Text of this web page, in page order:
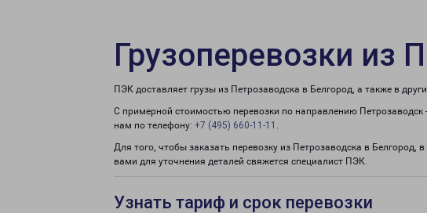
Грузоперевозки из
ПЭК доставляет грузы из Петрозаводска в Белгород, а также в
С примерной стоимостью перевозки по направлению
нам по телефону: +7 (495) 660-11-11 .
Для того, чтобы заказать перевозку из Петрозаводска в Белгород,
вами для уточнения деталей свяжется специалист ПЭК.
Узнать тариф и срок перевозки